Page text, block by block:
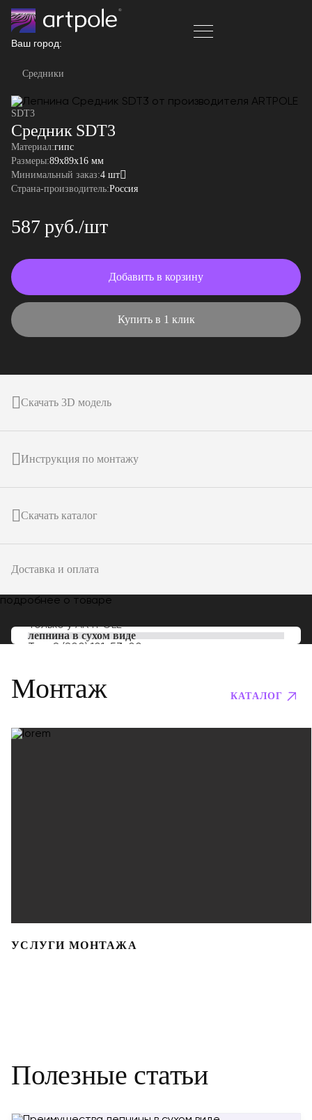
Ваш город:
Средники
SDT3
Средник SDT3
Материал:гипс
Размеры:89x89x16 мм
Минимальный заказ:4 шт
Страна-производитель:Россия
587 руб./шт
Добавить в корзину
Купить в 1 клик
Скачать 3D модель
Инструкция по монтажу
Скачать каталог
Доставка и оплата
подробнее о товаре
Только уARTPOLE
лепнина в сухом виде
Тел: 8 (800) 101-53-00
Монтаж КАТАЛОГ
УСЛУГИ МОНТАЖА
Полезные статьи